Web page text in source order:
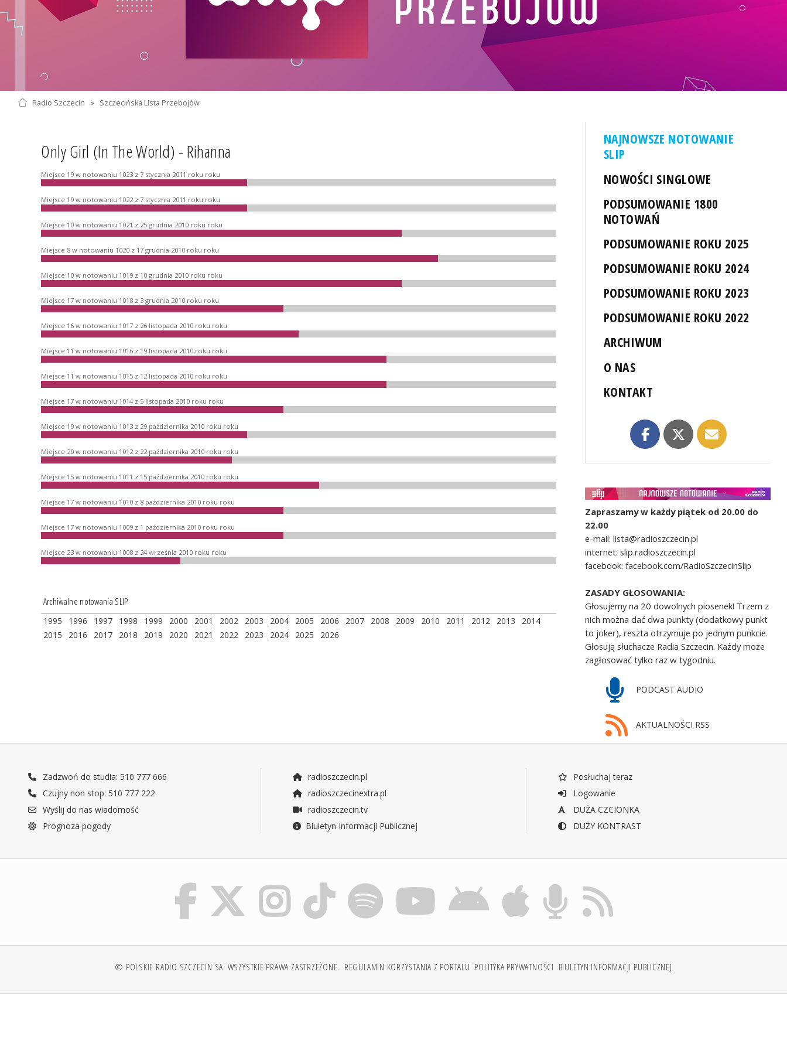
Radio Szczecin » Szczecińska Lista Przebojów
Only Girl (In The World) - Rihanna
Miejsce 19 w notowaniu 1023 z 7 stycznia 2011 roku roku
Miejsce 19 w notowaniu 1022 z 7 stycznia 2011 roku roku
Miejsce 10 w notowaniu 1021 z 25 grudnia 2010 roku roku
Miejsce 8 w notowaniu 1020 z 17 grudnia 2010 roku roku
Miejsce 10 w notowaniu 1019 z 10 grudnia 2010 roku roku
Miejsce 17 w notowaniu 1018 z 3 grudnia 2010 roku roku
Miejsce 16 w notowaniu 1017 z 26 listopada 2010 roku roku
Miejsce 11 w notowaniu 1016 z 19 listopada 2010 roku roku
Miejsce 11 w notowaniu 1015 z 12 listopada 2010 roku roku
Miejsce 17 w notowaniu 1014 z 5 listopada 2010 roku roku
Miejsce 19 w notowaniu 1013 z 29 października 2010 roku roku
Miejsce 20 w notowaniu 1012 z 22 października 2010 roku roku
Miejsce 15 w notowaniu 1011 z 15 października 2010 roku roku
Miejsce 17 w notowaniu 1010 z 8 października 2010 roku roku
Miejsce 17 w notowaniu 1009 z 1 października 2010 roku roku
Miejsce 23 w notowaniu 1008 z 24 września 2010 roku roku
Archiwalne notowania SLIP
1995 1996 1997 1998 1999 2000 2001 2002 2003 2004 2005 2006 2007 2008 2009 2010 2011 2012 2013
2014
2015
2016 2017 2018 2019 2020 2021 2022 2023 2024 2025 2026
NAJNOWSZE NOTOWANIE
SLIP
NOWOŚCI SINGLOWE
PODSUMOWANIE 1800
NOTOWAŃ
PODSUMOWANIE ROKU 2025
PODSUMOWANIE ROKU 2024
PODSUMOWANIE ROKU 2023
PODSUMOWANIE ROKU 2022
ARCHIWUM
O NAS
KONTAKT
Zapraszamy w każdy piątek od 20.00 do
22.00
e-mail: lista@radioszczecin.pl
internet: slip.radioszczecin.pl
facebook: facebook.com/RadioSzczecinSlip
ZASADY GŁOSOWANIA:
Głosujemy na 20 dowolnych piosenek! Trzem z
nich można dać dwa punkty (dodatkowy punkt
to joker), reszta otrzymuje po jednym punkcie.
Głosują słuchacze Radia Szczecin. Każdy może
zagłosować tylko raz w tygodniu.
PODCAST AUDIO
AKTUALNOŚCI RSS
Zadzwoń do studia: 510 777 666
Czujny non stop: 510 777 222
Wyślij do nas wiadomość
Prognoza pogody
radioszczecin.pl
radioszczecinextra.pl
radioszczecin.tv
Biuletyn Informacji Publicznej
Posłuchaj teraz
Logowanie
DUŻA CZCIONKA
DUŻY KONTRAST
© POLSKIE RADIO SZCZECIN SA. WSZYSTKIE PRAWA ZASTRZEŻONE. REGULAMIN KORZYSTANIA Z PORTALU POLITYKA PRYWATNOŚCI BIULETYN INFORMACJI PUBLICZNEJ